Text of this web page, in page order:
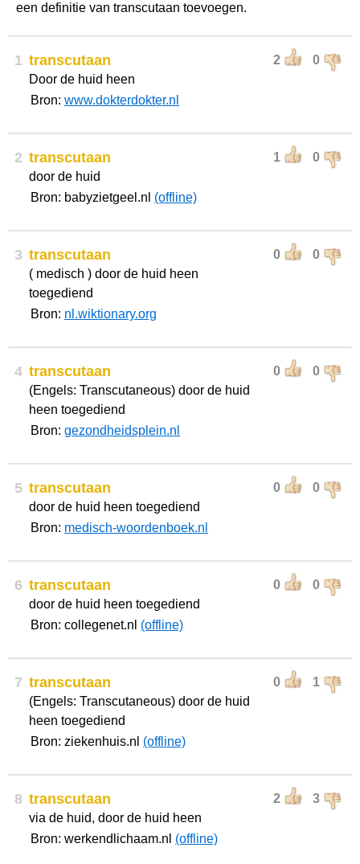
een definitie van transcutaan toevoegen.
1 2 0
transcutaan
Door de huid heen
Bron: www.dokterdokter.nl
2 1 0
transcutaan
door de huid
Bron: babyzietgeel.nl (offline)
3 0 0
transcutaan
( medisch ) door de huid heen
toegediend
Bron: nl.wiktionary.org
4 0 0
transcutaan
(Engels: Transcutaneous) door de huid
heen toegediend
Bron: gezondheidsplein.nl
5 0 0
transcutaan
door de huid heen toegediend
Bron: medisch-woordenboek.nl
6 0 0
transcutaan
door de huid heen toegediend
Bron: collegenet.nl (offline)
7 0 1
transcutaan
(Engels: Transcutaneous) door de huid
heen toegediend
Bron: ziekenhuis.nl (offline)
8 2 3
transcutaan
via de huid, door de huid heen
Bron: werkendlichaam.nl (offline)